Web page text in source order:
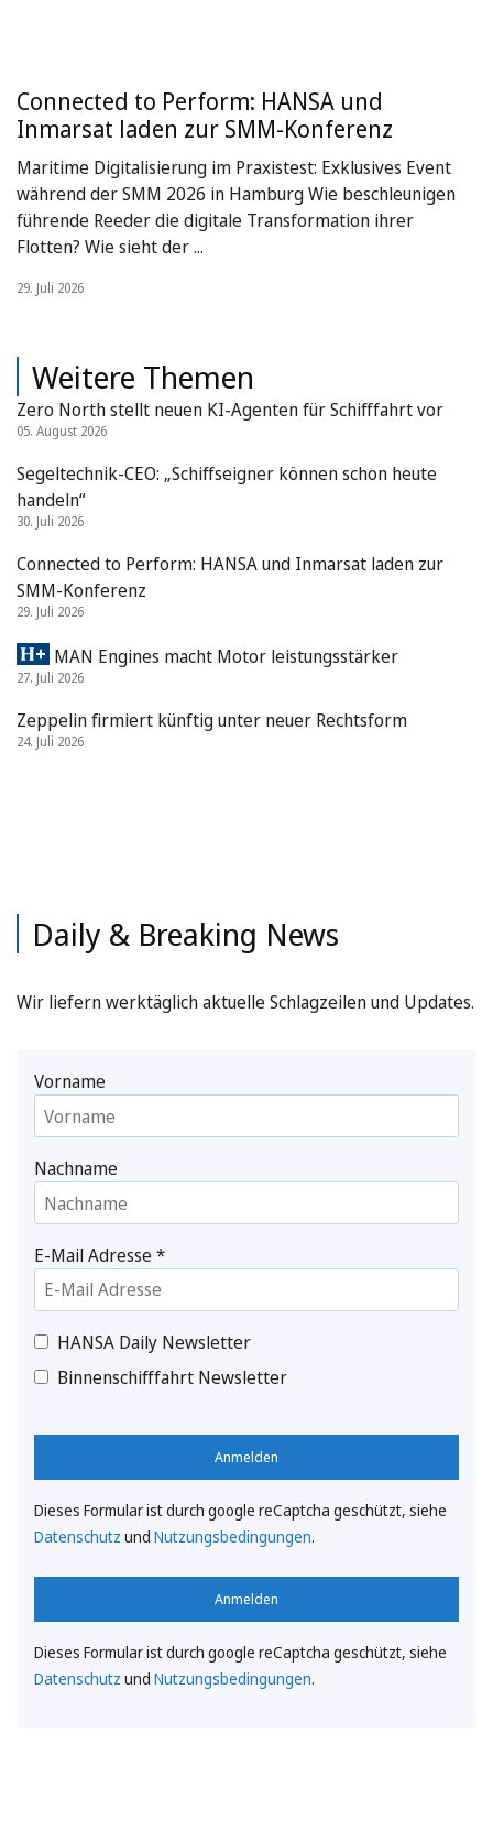
Connected to Perform: HANSA und
Inmarsat laden zur SMM-Konferenz
Maritime Digitalisierung im Praxistest: Exklusives Event
während der SMM 2026 in Hamburg Wie beschleunigen
führende Reeder die digitale Transformation ihrer
Flotten? Wie sieht der ...
29. Juli 2026
Weitere Themen
Zero North stellt neuen KI-Agenten für Schifffahrt vor
05. August 2026
Segeltechnik-CEO: „Schiffseigner können schon heute
handeln“
30. Juli 2026
Connected to Perform: HANSA und Inmarsat laden zur
SMM-Konferenz
29. Juli 2026
MAN Engines macht Motor leistungsstärker
27. Juli 2026
Zeppelin firmiert künftig unter neuer Rechtsform
24. Juli 2026
Daily & Breaking News
Wir liefern werktäglich aktuelle Schlagzeilen und Updates.
Vorname
Nachname
E-Mail Adresse*
HANSA Daily Newsletter
Binnenschifffahrt Newsletter
Anmelden
Dieses Formular ist durch google reCaptcha geschützt, siehe
Datenschutz und Nutzungsbedingungen.
Anmelden
Dieses Formular ist durch google reCaptcha geschützt, siehe
Datenschutz und Nutzungsbedingungen.